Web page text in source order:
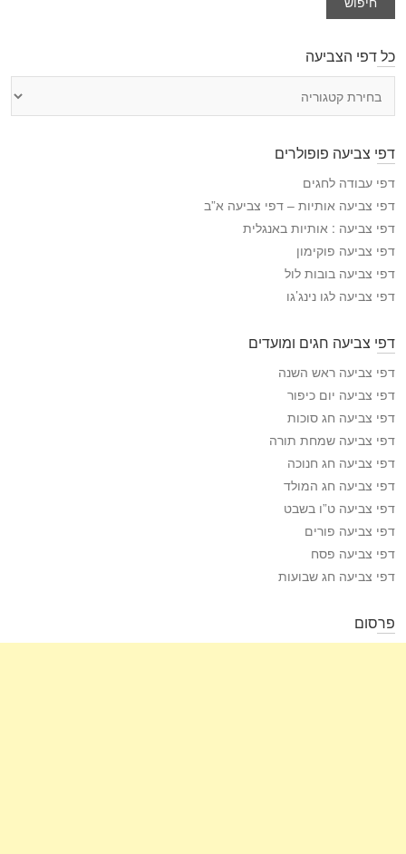
כל דפי הצביעה
י
ה
צ
י
ע
ה
דפי צביעה פופולרים
דפי עבודה לחגים
דפי צביעה אותיות – דפי צביעה א”ב
דפי צביעה : אותיות באנגלית
דפי צביעה פוקימון
דפי צביעה בובות לול
דפי צביעה לגו נינג’גו
דפי צביעה חגים ומועדים
דפי צביעה ראש השנה
דפי צביעה יום כיפור
דפי צביעה חג סוכות
דפי צביעה שמחת תורה
דפי צביעה חג חנוכה
דפי צביעה חג המולד
דפי צביעה ט”ו בשבט
דפי צביעה פורים
דפי צביעה פסח
דפי צביעה חג שבועות
פרסום